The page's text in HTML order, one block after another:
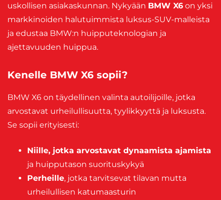
uskollisen asiakaskunnan. Nykyään BMW X6 on yksi
markkinoiden halutuimmista luksus-SUV-malleista
ja edustaa BMW:n huipputeknologian ja
ajettavuuden huippua.
Kenelle BMW X6 sopii?
BMW X6 on täydellinen valinta autoilijoille, jotka
arvostavat urheilullisuutta, tyylikkyyttä ja luksusta.
Se sopii erityisesti:
Niille, jotka arvostavat dynaamista ajamista
ja huipputason suorituskykyä
Perheille, jotka tarvitsevat tilavan mutta
urheilullisen katumaasturin